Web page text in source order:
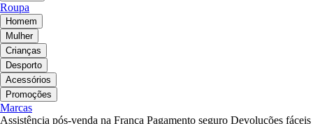
Roupa
Homem
Mulher
Crianças
Desporto
Acessórios
Promoções
Marcas
Assistência pós-venda na França Pagamento seguro Devoluções fáceis